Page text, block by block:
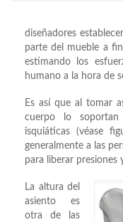
diseñadores
parte del mueble a
estimando los
humano a la hora de
Es así que al tomar
cuerpo lo
isquiáticas (véase
generalmente a las
para liberar presiones
La altura del
asiento es
otra de las